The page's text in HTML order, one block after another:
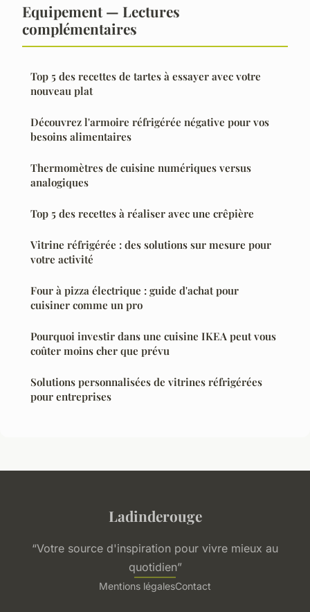
Equipement — Lectures
complémentaires
Top 5 des recettes de tartes à essayer avec votre
nouveau plat
Découvrez l'armoire réfrigérée négative pour vos
besoins alimentaires
Thermomètres de cuisine numériques versus
analogiques
Top 5 des recettes à réaliser avec une crêpière
Vitrine réfrigérée : des solutions sur mesure pour
votre activité
Four à pizza électrique : guide d'achat pour
cuisiner comme un pro
Pourquoi investir dans une cuisine IKEA peut vous
coûter moins cher que prévu
Solutions personnalisées de vitrines réfrigérées
pour entreprises
Ladinderouge
“Votre source d'inspiration pour vivre mieux au
quotidien”
Mentions légalesContact